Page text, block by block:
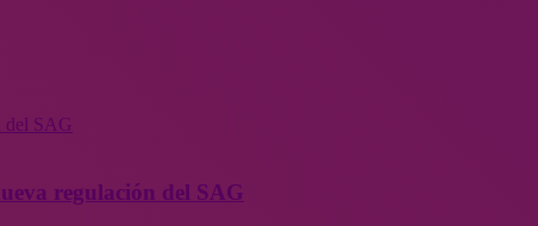
del SAG
regulación del SAG